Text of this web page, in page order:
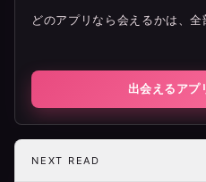
どのアプリなら会えるかは、全
出会えるアプ
NEXT READ